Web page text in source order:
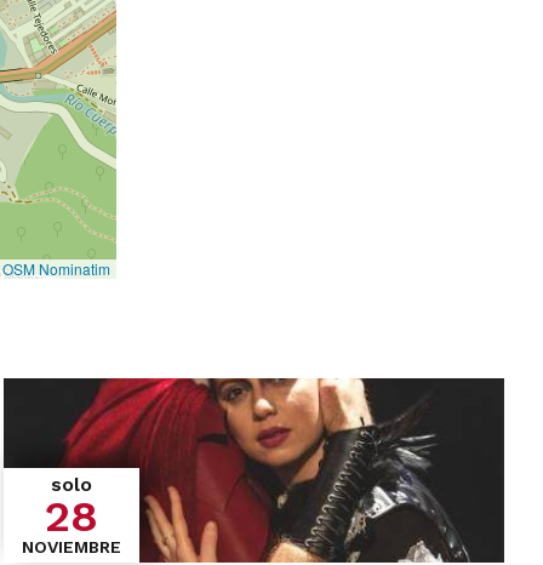
OSM Nominatim
solo
28
NOVIEMBRE